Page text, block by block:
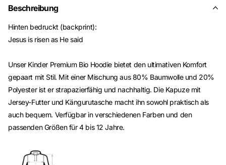
Beschreibung
Hinten bedruckt (backprint):
Jesus is risen as He said
Unser Kinder Premium Bio Hoodie bietet den ultimativen Komfort
gepaart mit Stil. Mit einer Mischung aus 80% Baumwolle und 20%
Polyester ist er strapazierfähig und nachhaltig. Die Kapuze mit
Jersey-Futter und Kängurutasche macht ihn sowohl praktisch als
auch bequem. Verfügbar in verschiedenen Farben und den
passenden Größen für 4 bis 12 Jahre.